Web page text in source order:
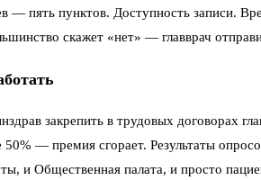
— пять пунктов. Доступность записи.
скажет «нет» — главврач
закрепить в трудовых договорах
— премия сгорает. Результаты
и Общественная палата, и просто